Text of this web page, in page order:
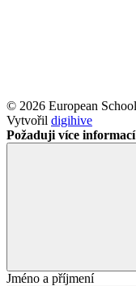
© 2026 European
Vytvořil digihive
Požaduji více informací
Jméno a příjmení